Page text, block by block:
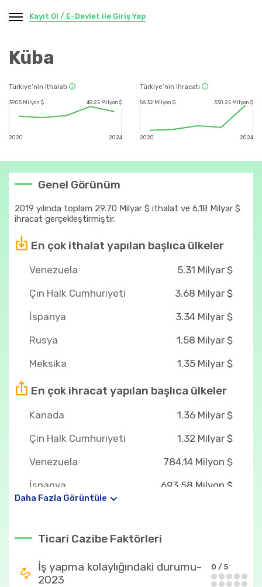
Kayıt Ol / E-Devlet ile Giriş Yap
Küba
Türkiye’nin ithalatı
39.05 Milyon $
2020
48.25 Milyon $
2024
Türkiye’nin ihracatı
56.32 Milyon $
2020
330.25 Milyon $
2024
Genel Görünüm
2019 yılında toplam 29.70 Milyar $ ithalat ve 6.18 Milyar $
ihracat gerçekleştirmiştir.
En çok ithalat yapılan başlıca ülkeler
Venezuela
5.31 Milyar $
Çin Halk Cumhuriyeti
3.68 Milyar $
İspanya
3.34 Milyar $
Rusya
1.58 Milyar $
Meksika
1.35 Milyar $
En çok ihracat yapılan başlıca ülkeler
Kanada
1.36 Milyar $
Çin Halk Cumhuriyeti
1.32 Milyar $
Venezuela
784.14 Milyon $
İspanya
693.58 Milyon $
Ülkenin en fazla ithal ettiği ürünler
27 Bitümenli
taşkömürü
2.56 Milyar $
Daha Fazla Görüntüle
Ticari Cazibe Faktörleri
İş yapma kolaylığındaki durumu-
2023
0 / 5